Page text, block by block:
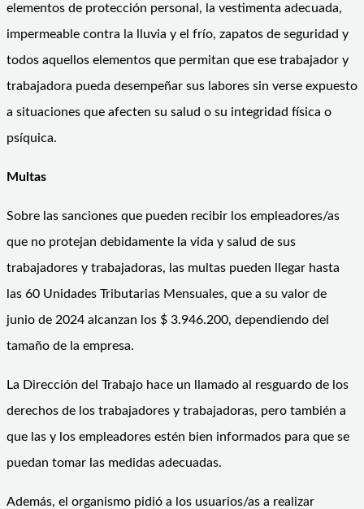
elementos de protección personal, la vestimenta adecuada,
impermeable contra la lluvia y el frío, zapatos de seguridad y
todos aquellos elementos que permitan que ese trabajador y
trabajadora pueda desempeñar sus labores sin verse expuesto
a situaciones que afecten su salud o su integridad física o
psíquica.
Multas
Sobre las sanciones que pueden recibir los empleadores/as
que no protejan debidamente la vida y salud de sus
trabajadores y trabajadoras, las multas pueden llegar hasta
las 60 Unidades Tributarias Mensuales, que a su valor de
junio de 2024 alcanzan los $ 3.946.200, dependiendo del
tamaño de la empresa.
La Dirección del Trabajo hace un llamado al resguardo de los
derechos de los trabajadores y trabajadoras, pero también a
que las y los empleadores estén bien informados para que se
puedan tomar las medidas adecuadas.
Además, el organismo pidió a los usuarios/as a realizar